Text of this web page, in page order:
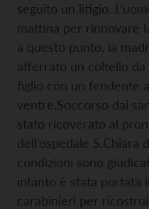
seguito un litigio.
mattina per rinnovare
a questo punto, la
afferrato un coltello
figlio con un fendente
ventre.Soccorso dai
stato ricoverato al
dell’ospedale S.Chiara
condizioni sono
intanto è stata portata
carabinieri per